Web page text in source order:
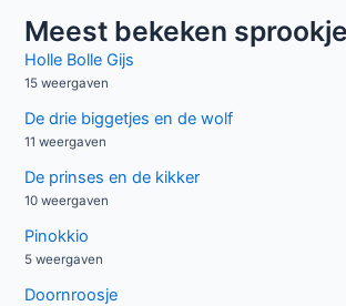
k
n
a
r
:
Meest bekeken
Holle Bolle Gijs
15 weergaven
De drie biggetjes en de wolf
11 weergaven
De prinses en de kikker
10 weergaven
Pinokkio
5 weergaven
Doornroosje